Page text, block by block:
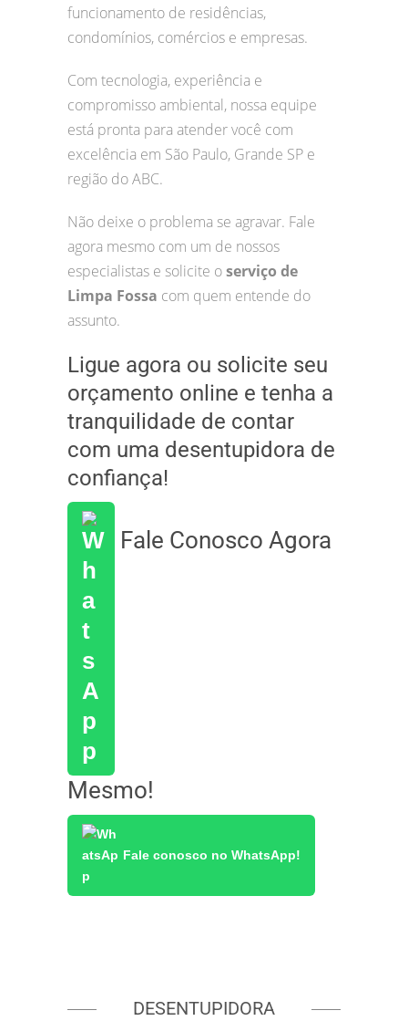
funcionamento de residências,
condomínios, comércios e empresas.
Com tecnologia, experiência e
compromisso ambiental, nossa equipe
está pronta para atender você com
excelência em São Paulo, Grande SP e
região do ABC.
Não deixe o problema se agravar. Fale
agora mesmo com um de nossos
especialistas e solicite oserviço de
Limpa Fossa com quem entende do
assunto.
Ligue agora ou solicite seu
orçamento online e tenha a
tranquilidade de contar
com uma desentupidora de
confiança!
Fale Conosco Agora
Mesmo!
Fale conosco no WhatsApp!
DESENTUPIDORA